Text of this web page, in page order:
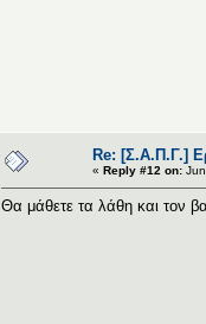
Re: [Σ.Α.Π.Γ.]
« Reply #12 on:
Θα μάθετε τα λάθη και τον